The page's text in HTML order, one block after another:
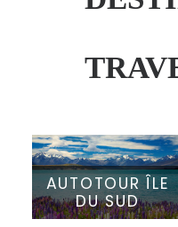
AUTOTOUR ÎLE
DU SUD